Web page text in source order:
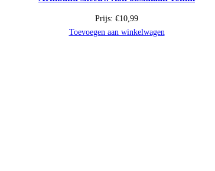
Prijs: €10,99
Toevoegen aan winkelwagen